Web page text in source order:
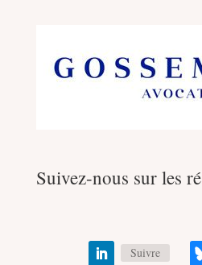
Suivez-nous sur les
Suivre